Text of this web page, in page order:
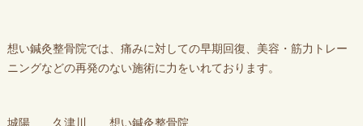
想い鍼灸整骨院では、痛みに対しての早期回復、美容・筋力トレー
ニングなどの再発のない施術に力をいれております。
城陽 久津川 想い鍼灸整骨院